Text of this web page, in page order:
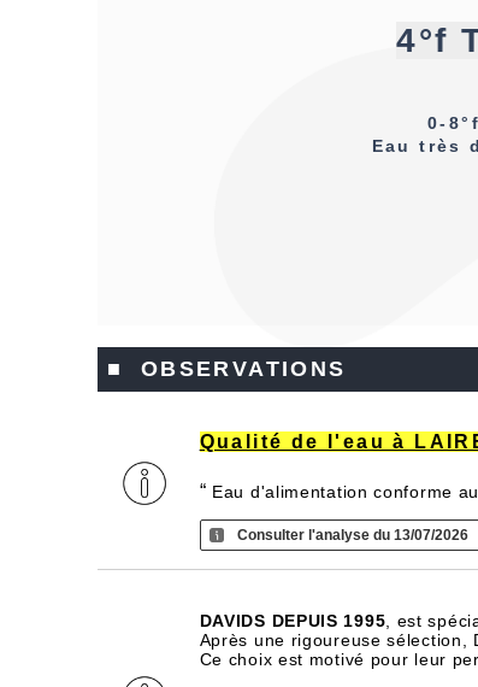
4°f
0-8°f
Eau très
■ OBSERVATIONS
Qualité de l'eau à
“ Eau d'alimentation conforme
Consulter l'analyse du 13/07/2026
DAVIDS DEPUIS 1995 , est
Après une rigoureuse sélection,
Ce choix est motivé pour leur